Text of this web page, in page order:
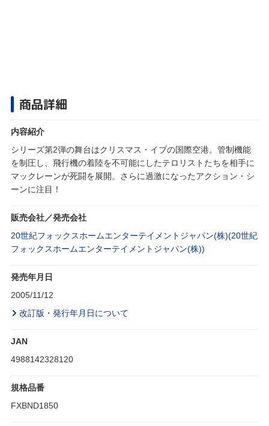
商品詳細
内容紹介
シリーズ第2弾の舞台はクリスマス・イブの国際空港。管制機能
を制圧し、飛行機の着陸を不可能にしたテロリストたちを相手に
マックレーンが死闘を展開。さらに過激になったアクション・シ
ーンに注目！
販売会社／発売会社
20世紀フォックスホームエンターテイメントジャパン(株)(20世紀
フォックスホームエンターテイメントジャパン(株))
発売年月日
2005/11/12
改訂版・発行年月日について
JAN
4988142328120
規格品番
FXBND1850